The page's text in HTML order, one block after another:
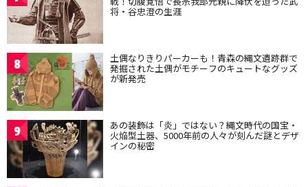
将・谷忠澄の生涯
8 土偶なりきりパーカーも！青森の縄文遺跡群で
発掘された土偶がモチーフのキュートなグッズ
が新発売
9 あの装飾は「炎」ではない？縄文時代の国宝・
火焔型土器、5000年前の人々が刻んだ謎とデザ
インの秘密